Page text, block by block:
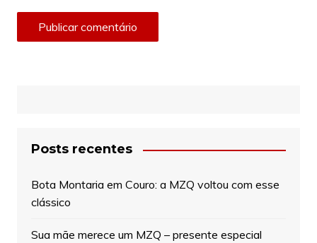
Posts recentes
Bota Montaria em Couro: a MZQ voltou com esse
clássico
Sua mãe merece um MZQ – presente especial